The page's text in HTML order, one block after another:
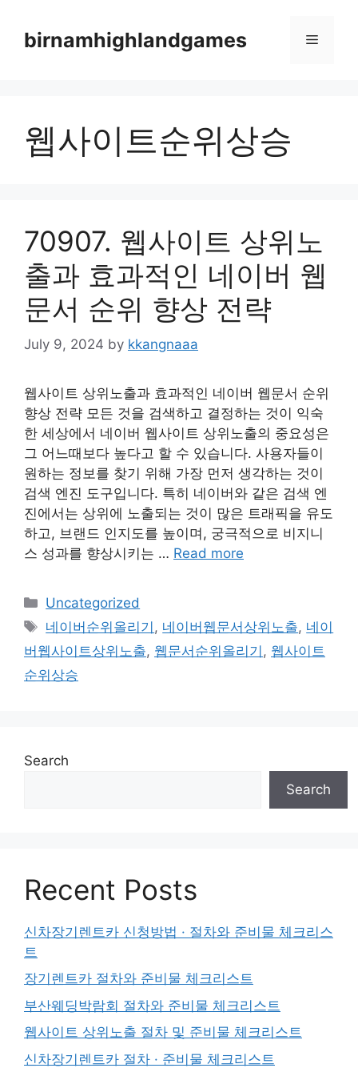
contentbirnamhighlandgames Menu
웹사이트순위상승
70907. 웹사이트 상위노
출과 효과적인 네이버 웹
문서 순위 향상 전략
July 9, 2024 by kkangnaaa
웹사이트 상위노출과 효과적인 네이버 웹문서 순위
향상 전략 모든 것을 검색하고 결정하는 것이 익숙
한 세상에서 네이버 웹사이트 상위노출의 중요성은
그 어느때보다 높다고 할 수 있습니다. 사용자들이
원하는 정보를 찾기 위해 가장 먼저 생각하는 것이
검색 엔진 도구입니다. 특히 네이버와 같은 검색 엔
진에서는 상위에 노출되는 것이 많은 트래픽을 유도
하고, 브랜드 인지도를 높이며, 궁극적으로 비지니
스 성과를 향상시키는 … Read more
Categories
Uncategorized
Tags
네이버순위올리기 , 네이버웹문서상위노출, 네이
버웹사이트상위노출, 웹문서순위올리기 , 웹사이트
순위상승
Search
Search
Recent Posts
신차장기렌트카 신청방법 · 절차와 준비물 체크리스
트
장기렌트카 절차와 준비물 체크리스트
부산웨딩박람회 절차와 준비물 체크리스트
웹사이트 상위노출 절차 및 준비물 체크리스트
신차장기렌트카 절차 · 준비물 체크리스트